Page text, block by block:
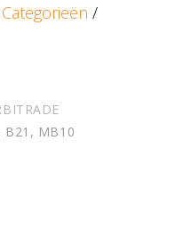
Categorieën /
B21, MB10